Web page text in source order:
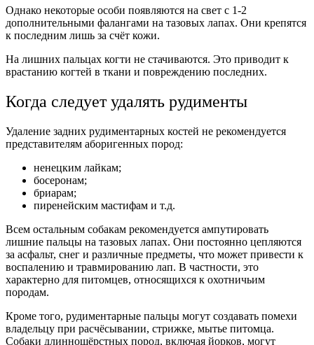
Однако некоторые особи появляются на свет с 1-2
дополнительными фалангами на тазовых лапах. Они крепятся
к последним лишь за счёт кожи.
На лишних пальцах когти не стачиваются. Это приводит к
врастанию когтей в ткани и повреждению последних.
Когда следует удалять рудименты
Удаление задних рудиментарных костей не рекомендуется
представителям аборигенных пород:
ненецким лайкам;
босеронам;
бриарам;
пиренейским мастифам и т.д.
Всем остальным собакам рекомендуется ампутировать
лишние пальцы на тазовых лапах. Они постоянно цепляются
за асфальт, снег и различные предметы, что может привести к
воспалению и травмированию лап. В частности, это
характерно для питомцев, относящихся к охотничьим
породам.
Кроме того, рудиментарные пальцы могут создавать помехи
владельцу при расчёсывании, стрижке, мытье питомца.
Собаки длинношёрстных пород, включая йорков, могут